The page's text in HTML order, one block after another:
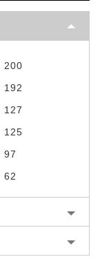
200
192
127
125
97
62